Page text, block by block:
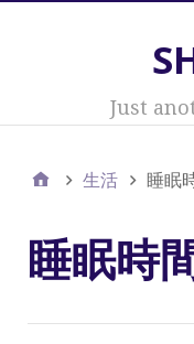
Just
生活 睡眠
睡眠時